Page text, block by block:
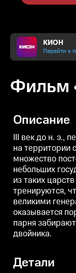
КИОН
Перейти к
Фильм
Описание
III век до н. э.,
на территории
множество
небольших
из таких
тренируются,
великими
оказывается
парня
двойника.
Детали